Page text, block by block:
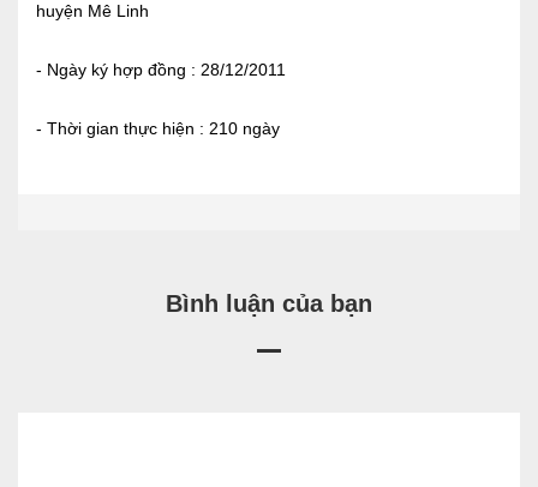
Ván ép
Dịch vụ xây dựng
Sự kiện đang diễn ra
huyện Mê Linh
- Ngày ký hợp đồng : 28/12/2011
- Thời gian thực hiện : 210 ngày
Bình luận của bạn